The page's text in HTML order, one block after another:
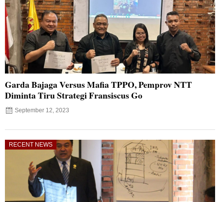
Garda Bajaga Versus Mafia TPPO, Pemprov NTT
Diminta Tiru Strategi Fransiscus Go
September 12, 2023
RECENT NEWS